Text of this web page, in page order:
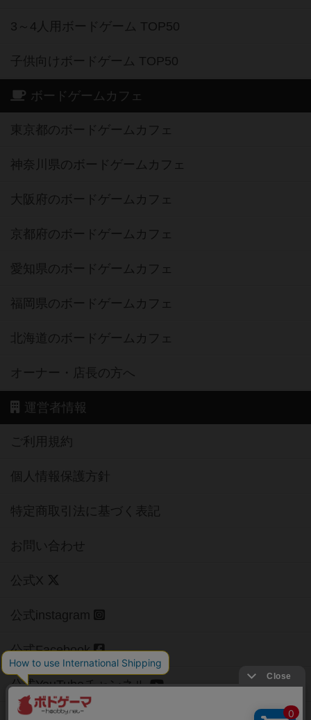
3～4人用ボードゲーム TOP50
子供向けボードゲーム TOP50
ボードゲームカフェ
東京都のボードゲームカフェ
神奈川県のボードゲームカフェ
大阪府のボードゲームカフェ
京都府のボードゲームカフェ
愛知県のボードゲームカフェ
福岡県のボードゲームカフェ
北海道のボードゲームカフェ
オーナー・店長の方へ
運営者情報
ご利用規約
個人情報保護方針
特定商取引法に基づく表記
お問い合わせ
公式X
公式instagram
公式Facebook
公式YouTubeチャンネル